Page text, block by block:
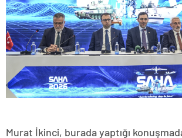
Murat İkinci, burada yaptığı